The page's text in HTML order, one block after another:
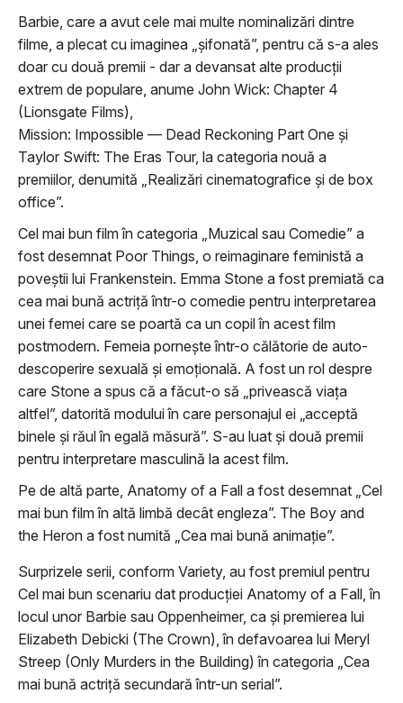
Barbie, care a avut cele mai multe nominalizări dintre
filme, a plecat cu imaginea „șifonată”, pentru că s-a ales
doar cu două premii - dar a devansat alte producții
extrem de populare, anume John Wick: Chapter 4
(Lionsgate Films),
Mission: Impossible — Dead Reckoning Part One și
Taylor Swift: The Eras Tour, la categoria nouă a
premiilor, denumită „Realizări cinematografice și de box
office”.
Cel mai bun film în categoria „Muzical sau Comedie” a
fost desemnat Poor Things, o reimaginare feministă a
poveștii lui Frankenstein. Emma Stone a fost premiată ca
cea mai bună actriță într-o comedie pentru interpretarea
unei femei care se poartă ca un copil în acest film
postmodern. Femeia pornește într-o călătorie de auto-
descoperire sexuală și emoțională. A fost un rol despre
care Stone a spus că a făcut-o să „privească viața
altfel”, datorită modului în care personajul ei „acceptă
binele și răul în egală măsură”. S-au luat și două premii
pentru interpretare masculină la acest film.
Pe de altă parte, Anatomy of a Fall a fost desemnat „Cel
mai bun film în altă limbă decât engleza”. The Boy and
the Heron a fost numită „Cea mai bună animație”.
Surprizele serii, conform Variety, au fost premiul pentru
Cel mai bun scenariu dat producției Anatomy of a Fall, în
locul unor Barbie sau Oppenheimer, ca și premierea lui
Elizabeth Debicki (The Crown), în defavoarea lui Meryl
Streep (Only Murders in the Building) în categoria „Cea
mai bună actriță secundară într-un serial”.